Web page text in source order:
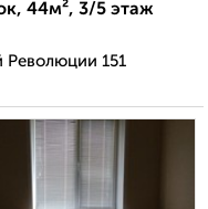
44м², 3/5 этаж
Революции 151